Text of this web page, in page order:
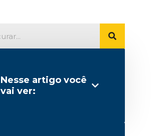
Nesse artigo você
vai ver: